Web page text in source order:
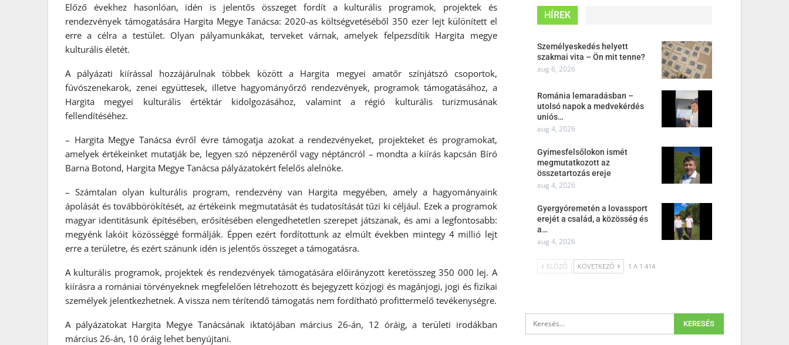
Előző évekhez hasonlóan, idén is jelentős összeget fordít a kulturális programok, projektek és
rendezvények támogatására Hargita Megye Tanácsa: 2020-as költségvetéséből 350 ezer lejt különített el
erre a célra a testület. Olyan pályamunkákat, terveket várnak, amelyek felpezsdítik Hargita megye
kulturális életét.
A pályázati kiírással hozzájárulnak többek között a Hargita megyei amatőr színjátszó csoportok,
fúvószenekarok, zenei együttesek, illetve hagyományőrző rendezvények, programok támogatásához, a
Hargita megyei kulturális értéktár kidolgozásához, valamint a régió kulturális turizmusának
fellendítéséhez.
– Hargita Megye Tanácsa évről évre támogatja azokat a rendezvényeket, projekteket és programokat,
amelyek értékeinket mutatják be, legyen szó népzenéről vagy néptáncról – mondta a kiírás kapcsán Bíró
Barna Botond, Hargita Megye Tanácsa pályázatokért felelős alelnöke.
– Számtalan olyan kulturális program, rendezvény van Hargita megyében, amely a hagyományaink
ápolását és továbbörökítését, az értékeink megmutatását és tudatosítását tűzi ki céljául. Ezek a programok
magyar identitásunk építésében, erősítésében elengedhetetlen szerepet játszanak, és ami a legfontosabb:
megyénk lakóit közösséggé formálják. Éppen ezért fordítottunk az elmúlt években mintegy 4 millió lejt
erre a területre, és ezért szánunk idén is jelentős összeget a támogatásra.
A kulturális programok, projektek és rendezvények támogatására előirányzott keretösszeg 350 000 lej. A
kiírásra a romániai törvényeknek megfelelően létrehozott és bejegyzett közjogi és magánjogi, jogi és fizikai
személyek jelentkezhetnek. A vissza nem térítendő támogatás nem fordítható profittermelő tevékenységre.
A pályázatokat Hargita Megye Tanácsának iktatójában március 26-án, 12 óráig, a területi irodákban
március 26-án, 10 óráig lehet benyújtani.
HÍREK
Személyeskedés helyett
szakmai vita – Ön mit tenne?
aug 6, 2026
Románia lemaradásban –
utolsó napok a medvekérdés
uniós…
aug 4, 2026
Gyimesfelsőlokon ismét
megmutatkozott az
összetartozás ereje
aug 4, 2026
Gyergyóremetén a lovassport
erejét a család, a közösség és
a…
aug 4, 2026
ELŐZŐ KÖVETKEZŐ 1 A 1 414